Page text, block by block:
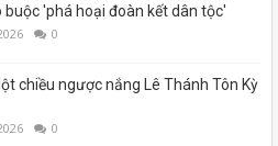
buộc 'phá hoại đoàn kết dân tộc'
0
chiều ngược nắng Lê Thánh Tôn Kỳ
0